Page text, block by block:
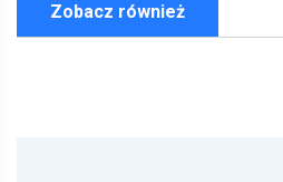
Zobacz również